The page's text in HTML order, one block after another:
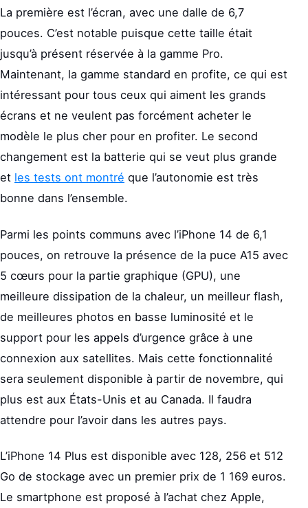
La première est l’écran, avec une dalle de 6,7
pouces. C’est notable puisque cette taille était
jusqu’à présent réservée à la gamme Pro.
Maintenant, la gamme standard en profite, ce qui est
intéressant pour tous ceux qui aiment les grands
écrans et ne veulent pas forcément acheter le
modèle le plus cher pour en profiter. Le second
changement est la batterie qui se veut plus grande
et les tests ont montré que l’autonomie est très
bonne dans l’ensemble.
Parmi les points communs avec l’iPhone 14 de 6,1
pouces, on retrouve la présence de la puce A15 avec
5 cœurs pour la partie graphique (GPU), une
meilleure dissipation de la chaleur, un meilleur flash,
de meilleures photos en basse luminosité et le
support pour les appels d’urgence grâce à une
connexion aux satellites. Mais cette fonctionnalité
sera seulement disponible à partir de novembre, qui
plus est aux États-Unis et au Canada. Il faudra
attendre pour l’avoir dans les autres pays.
L’iPhone 14 Plus est disponible avec 128, 256 et 512
Go de stockage avec un premier prix de 1 169 euros.
Le smartphone est proposé à l’achat chez Apple,